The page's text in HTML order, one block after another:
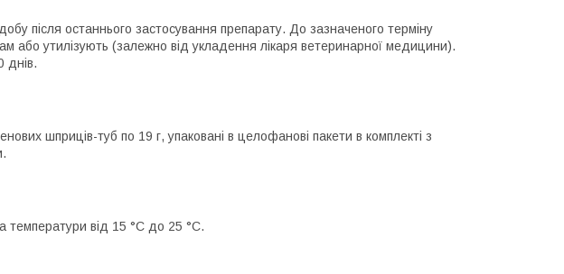
після останнього застосування препарату. До зазначеного терміну
або утилізують (залежно від укладення лікаря ветеринарної медицини).
днів.
шприців-туб по 19 г, упаковані в целофанові пакети в комплекті з
температури від 15 °C до 25 °C.